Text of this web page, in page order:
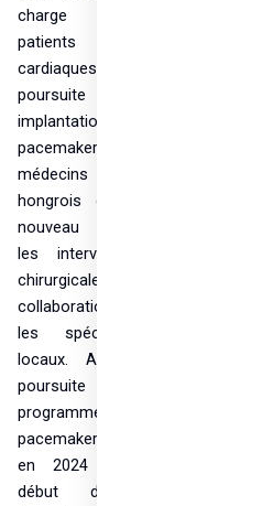
charge des
patients
cardiaques et la
poursuite des
implantations de
pacemakers. Les
médecins
hongrois ont de
nouveau réalisé
les interventions
chirurgicales, en
collaboration avec
les spécialistes
locaux. Avec la
poursuite du
programme de
pacemakers lancé
en 2024 et le
début de la